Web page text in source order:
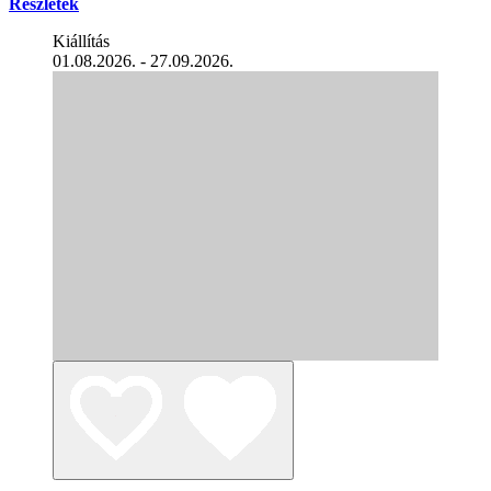
Részletek
Kiállítás
01.08.2026. - 27.09.2026.